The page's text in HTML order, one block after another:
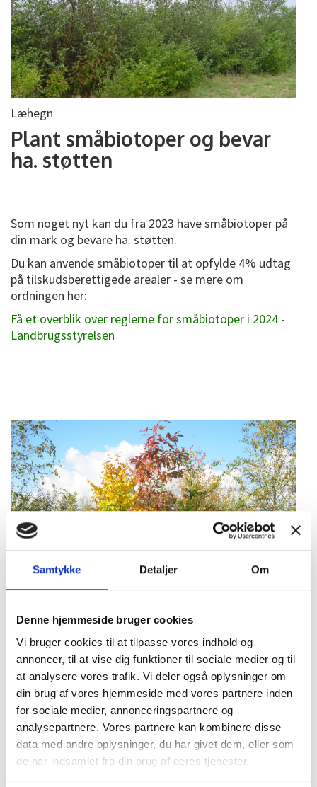
Samtykke Detaljer Om
Denne hjemmeside bruger cookies
Vi bruger cookies til at tilpasse vores indhold og
annoncer, til at vise dig funktioner til sociale medier og til
at analysere vores trafik. Vi deler også oplysninger om
din brug af vores hjemmeside med vores partnere inden
for sociale medier, annonceringspartnere og
analysepartnere. Vores partnere kan kombinere disse
data med andre oplysninger, du har givet dem, eller som
de har indsamlet fra din brug af deres tjenester.
Læhegn
Plant småbiotoper og bevar
ha. støtten
Som noget nyt kan du fra 2023 have småbiotoper på
din mark og bevare ha. støtten.
Du kan anvende småbiotoper til at opfylde 4% udtag
på tilskudsberettigede arealer - se mere om
ordningen her:
Få et overblik over reglerne for småbiotoper i 2024 -
Landbrugsstyrelsen
Lavskov til bioenergi
Du kan få grundbetaling for lavskov hvis du
lever op til kravene -
klik her for info
Godkendte arter til lavskov
Poppel (Populus spp.), Pil (Salix spp.), Hassel (Corylus
spp.), Ask (Fraxinus spp.), Eg (Quercus spp.), Avnbøg
(Carpinus spp.), Birk (Betula spp.) og El (Alnus spp.)